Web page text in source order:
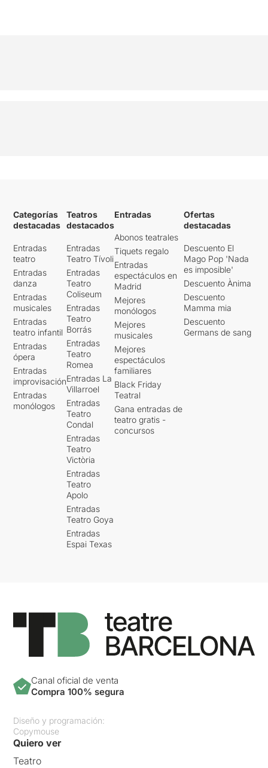
Categorías
destacadas
Entradas
teatro
Entradas
danza
Entradas
musicales
Entradas
teatro infantil
Entradas
ópera
Entradas
improvisación
Entradas
monólogos
Teatros
destacados
Entradas
Teatro Tívoli
Entradas
Teatro
Coliseum
Entradas
Teatro
Borrás
Entradas
Teatro
Romea
Entradas La
Villarroel
Entradas
Teatro
Condal
Entradas
Teatro
Victòria
Entradas
Teatro
Apolo
Entradas
Teatro Goya
Entradas
Espai Texas
Entradas
Abonos teatrales
Tiquets regalo
Entradas
espectáculos en
Madrid
Mejores
monólogos
Mejores
musicales
Mejores
espectáculos
familiares
Black Friday
Teatral
Gana entradas de
teatro gratis -
concursos
Ofertas
destacadas
Descuento El
Mago Pop 'Nada
es imposible'
Descuento Ànima
Descuento
Mamma mia
Descuento
Germans de sang
Canal oficial de venta
Compra 100% segura
Diseño y programación:
Copymouse
Quiero ver
Teatro